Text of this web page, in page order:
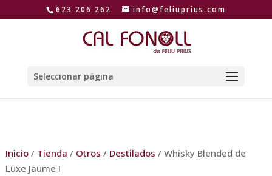
623 206 262 info@feliuprius.com
Seleccionar página
Inicio/ Tienda / Otros / Destilados / Whisky Blended de
Luxe Jaume I